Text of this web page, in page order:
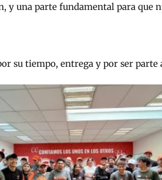
y una parte fundamental para que
su tiempo, entrega y por ser